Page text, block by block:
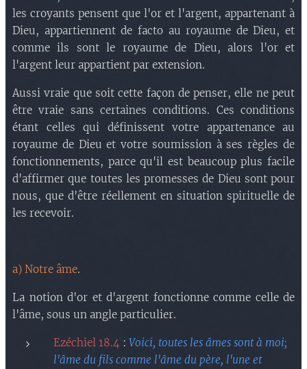
les croyants pensent que l'or et l'argent, appartenant à
Dieu, appartiennent de facto au royaume de Dieu, et
comme ils sont le royaume de Dieu, alors l'or et
l'argent leur appartient par extension.
Aussi vraie que soit cette façon de penser, elle ne peut
être vraie sans certaines conditions. Ces conditions
étant celles qui définissent votre appartenance au
royaume de Dieu et votre soumission à ses règles de
fonctionnements, parce qu'il est beaucoup plus facile
d'affirmer que toutes les promesses de Dieu sont pour
nous, que d'être réellement en situation spirituelle de
les recevoir.
a) Notre âme.
La notion d'or et d'argent fonctionne comme celle de
l'âme, sous un angle particulier.
Ezéchiel 18.4 : Voici, toutes les âmes sont à moi;
l'âme du fils comme l'âme du père, l'une et